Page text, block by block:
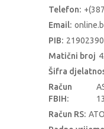
Telefon:
Email:
PIB:
Matični broj
Šifra
Račun
FBIH:
Račun RS: